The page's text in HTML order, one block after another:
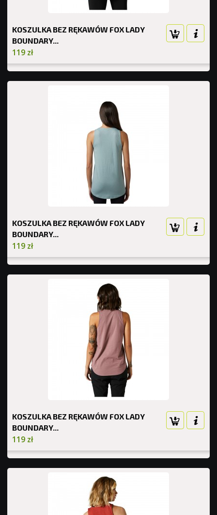
KOSZULKA BEZ RĘKAWÓW FOX LADY
BOUNDARY...
119 zł
KOSZULKA BEZ RĘKAWÓW FOX LADY
BOUNDARY...
119 zł
KOSZULKA BEZ RĘKAWÓW FOX LADY
BOUNDARY...
119 zł